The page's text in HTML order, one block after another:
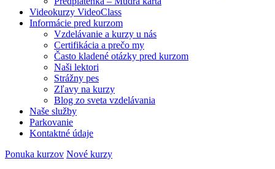
Videokurzy VideoClass
Informácie pred kurzom
Vzdelávanie a kurzy u nás
Certifikácia a prečo my
Často kladené otázky pred kurzom
Naši lektori
Strážny pes
Zľavy na kurzy
Blog zo sveta vzdelávania
Naše služby
Parkovanie
Kontaktné údaje
Ponuka kurzov Nové kurzy